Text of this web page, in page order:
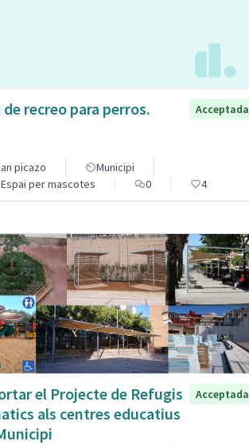
de recreo para perros. Acceptada
picazo
Municipi
Espai per mascotes
0 4
el Projecte de Refugis
als centres educatius
Acceptada